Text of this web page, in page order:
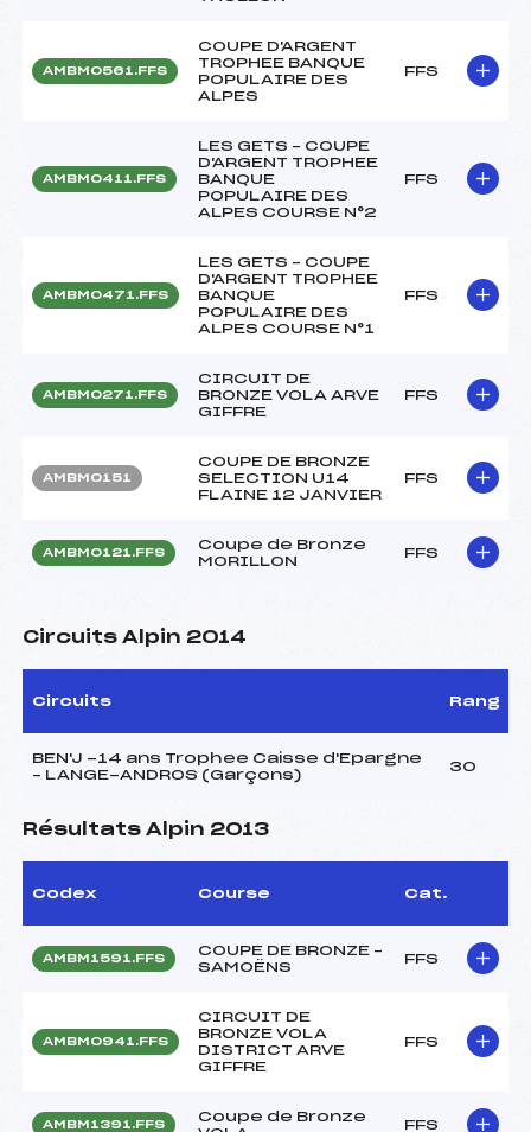
AMBM0561.FFS
COUPE D'ARGENT
TROPHEE BANQUE
POPULAIRE DES
ALPES
FFS
AMBM0411.FFS
LES GETS – COUPE
D'ARGENT TROPHEE
BANQUE
POPULAIRE DES
ALPES COURSE N°2
FFS
AMBM0471.FFS
LES GETS – COUPE
D'ARGENT TROPHEE
BANQUE
POPULAIRE DES
ALPES COURSE N°1
FFS
AMBM0271.FFS
CIRCUIT DE
BRONZE VOLA ARVE
GIFFRE
FFS
AMBM0151
COUPE DE BRONZE
SELECTION U14
FLAINE 12 JANVIER
FFS
AMBM0121.FFS
Coupe de Bronze
MORILLON
FFS
Circuits Alpin 2014
Circuits Rang
BEN'J -14 ans Trophee Caisse d'Epargne
– LANGE-ANDROS (Garçons)
30
Résultats Alpin 2013
Codex Course Cat.
AMBM1591.FFS
COUPE DE BRONZE –
SAMOËNS
FFS
AMBM0941.FFS
CIRCUIT DE
BRONZE VOLA
DISTRICT ARVE
GIFFRE
FFS
AMBM1391.FFS
Coupe de Bronze
FFS